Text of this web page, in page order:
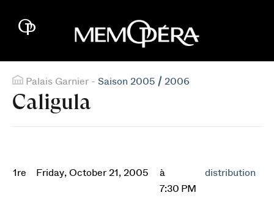
Palais Garnier - Saison 2005 / 2006
Caligula
1re Friday, October 21, 2005
à
7:30 PM
distribution